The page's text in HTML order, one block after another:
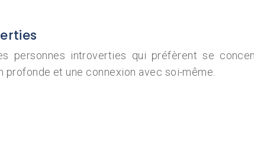
personnes introverties qui préfèrent se
et une connexion avec soi-même.